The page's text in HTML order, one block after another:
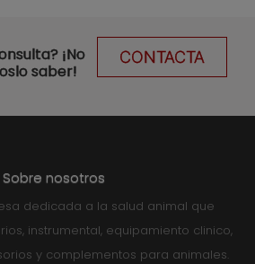
CONTACTA
¡No
saber!
Sobre nosotros
dedicada a la salud animal que
instrumental, equipamiento clinico,
y complementos para animales.